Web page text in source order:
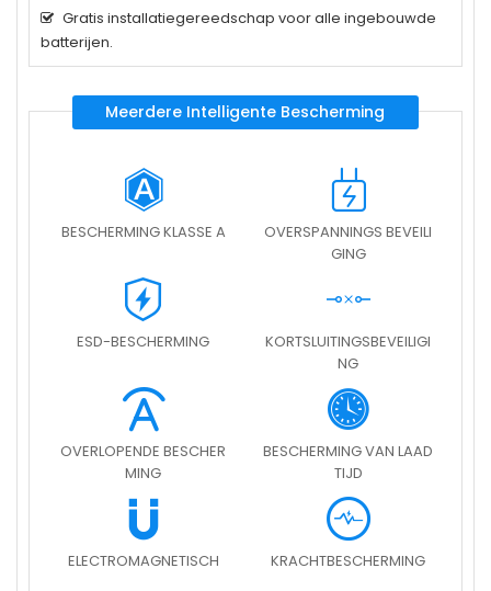
Gratis installatiegereedschap voor alle ingebouwde
batterijen.
Meerdere Intelligente Bescherming
BESCHERMING KLASSE A
OVERSPANNINGS BEVEILI
GING
ESD-BESCHERMING
KORTSLUITINGSBEVEILIGI
NG
OVERLOPENDE BESCHER
MING
BESCHERMING VAN LAAD
TIJD
ELECTROMAGNETISCH KRACHTBESCHERMING